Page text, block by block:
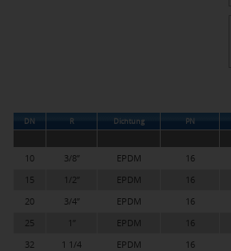
DN R Dichtung PN
10 3/8’’ EPDM 16
15
1/2’’ EPDM 16
20
3/4’’ EPDM 16
25
1’’ EPDM 16
32
1 1/4 EPDM 16